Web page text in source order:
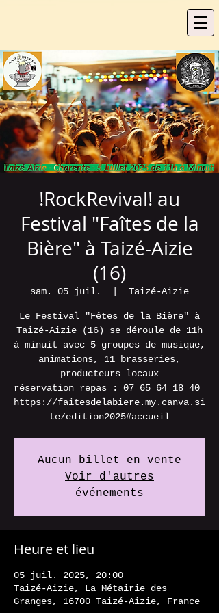
!RockRevival! au
Festival "Faîtes de la
Bière" à Taizé-Aizie
(16)
sam. 05 juil. Taizé-Aizie
Le Festival "Fêtes de la Bière" à
Taizé-Aizie (16) se déroule de 11h
à minuit avec 5 groupes de musique,
animations, 11 brasseries,
producteurs locaux
réservation repas : 07 65 64 18 40 ​
https://faitesdelabiere.my.canva.si
te/edition2025#accueil
Aucun billet en vente
Voir d'autres
événements
Heure et lieu
05 juil. 2025, 20:00
Taizé-Aizie, La Métairie des
Granges, 16700 Taizé-Aizie, France